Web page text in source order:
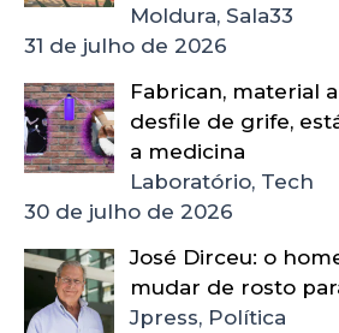
Moldura, Sala33
31 de julho de 2026
Fabrican, material
desfile de grife,
a medicina
Laboratório, Tech
30 de julho de 2026
José Dirceu: o
mudar de rosto
Jpress, Política